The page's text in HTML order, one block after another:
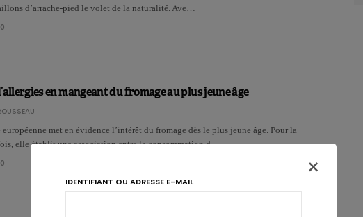
d’arrache-pied le volet de la naturalité. Ave…
0
en mangeant du fromage au plus jeune âge
européenne met en évidence l’intérêt du fromage dès le plus jeune âge. Pour la
elle établit une association entre la consommation d…
0 ×
IDENTIFIANT OU ADRESSE E-MAIL